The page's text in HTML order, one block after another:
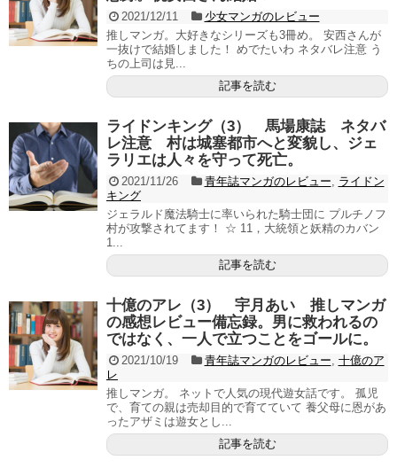
2021/12/11
少女マンガのレビュー
推しマンガ。大好きなシリーズも3冊め。 安西さんが
一抜けで結婚しました！ めでたいわ ネタバレ注意 う
ちの上司は見...
記事を読む
ライドンキング（3） 馬場康誌 ネタバ
レ注意 村は城塞都市へと変貌し、ジェ
ラリエは人々を守って死亡。
2021/11/26 青年誌マンガのレビュー
ライドン
キング
ジェラルド魔法騎士に率いられた騎士団に プルチノフ
村が攻撃されてます！ ☆ 11，大統領と妖精のカバン
1...
記事を読む
十億のアレ（3） 宇月あい 推しマンガ
の感想レビュー備忘録。男に救われるの
ではなく、一人で立つことをゴールに。
2021/10/19 青年誌マンガのレビュー 十億のア
レ
推しマンガ。 ネットで人気の現代遊女話です。 孤児
で、育ての親は売却目的で育てていて 養父母に恩があ
ったアザミは遊女とし...
記事を読む